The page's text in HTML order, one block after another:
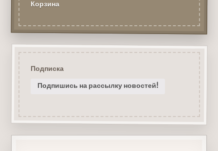
Корзина
Подписка
Подпишись на рассылку новостей!